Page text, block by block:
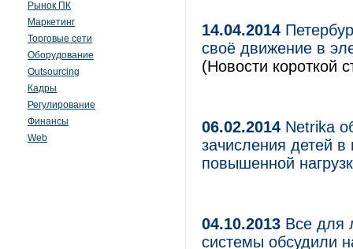
Рынок ПК
Маркетинг
Торговые сети
Оборудование
Outsourcing
Кадры
Регулирование
Финансы
Web
14.04.2014
своё движение в
(Новости короткой
06.02.2014 Netrika
зачисления детей
повышенной
04.10.2013 Все для
системы обсудили